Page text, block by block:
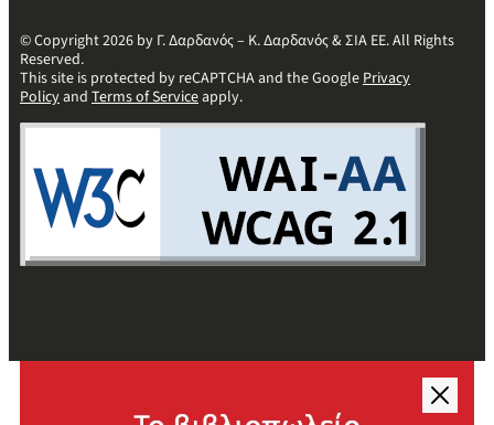
© Copyright 2026 by Γ. Δαρδανός – Κ. Δαρδανός & ΣΙΑ ΕΕ. All Rights
Reserved.
This site is protected by reCAPTCHA and the GooglePrivacy
Policyand Terms of Serviceapply.